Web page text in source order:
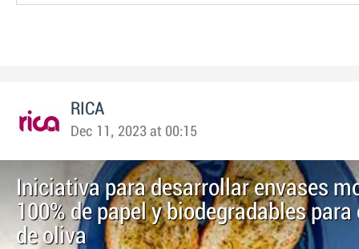
RICA
Dec 11, 2023 at 00:15
Iniciativa para desarrollar envases
100% de papel y biodegradables
de oliva